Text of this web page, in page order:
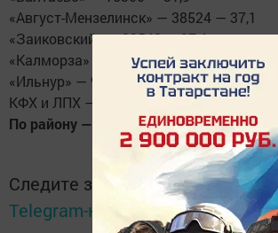
«Август-Мензелинск» — 38524 — 37,1
«Заиковский» — 23540 — 37,4
«Калморза» — 13712 — 30,5
«Ильнур» — 9100 — 24,6
КФХ и ЛПХ — 5400 — 22,1
По району — 372700 — 31,7
Следите за самым важным и
Telegram-канале
Татмедиа